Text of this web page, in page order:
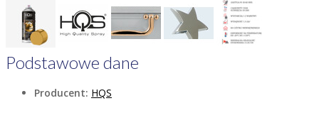
Podstawowe dane
Producent: HQS